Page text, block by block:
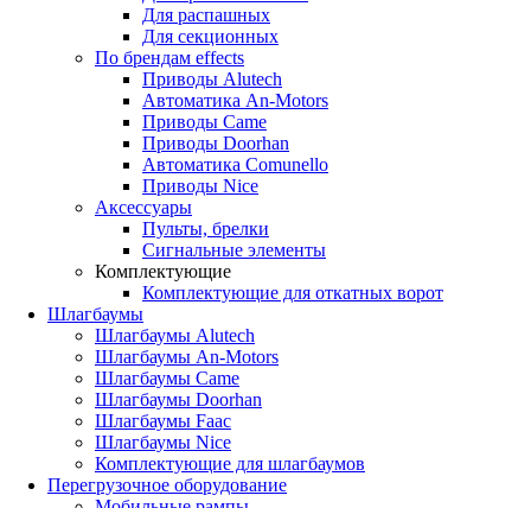
Для распашных
Для секционных
По брендам effects
Приводы Alutech
Автоматика An-Motors
Приводы Came
Приводы Doorhan
Автоматика Comunello
Приводы Nice
Аксессуары
Пульты, брелки
Сигнальные элементы
Комплектующие
Комплектующие для откатных ворот
Шлагбаумы
Шлагбаумы Alutech
Шлагбаумы An-Motors
Шлагбаумы Came
Шлагбаумы Doorhan
Шлагбаумы Faac
Шлагбаумы Nice
Комплектующие для шлагбаумов
Перегрузочное оборудование